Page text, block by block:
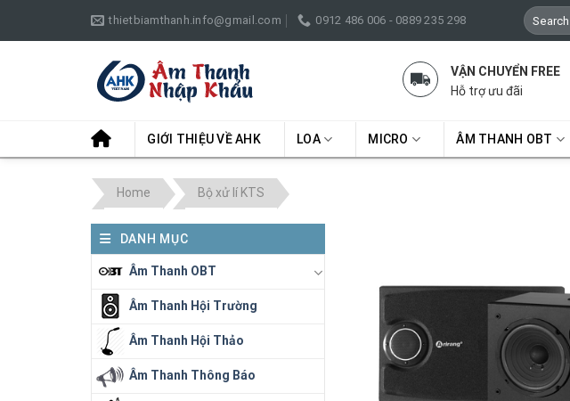
thietbiamthanh.info@gmail.com 0912 486 006 - 0889 235 298
Search
for:
VẬN CHUYỂN FREE
Hỗ trợ ưu đãi
GIỚI THIỆU VỀ AHK LOA MICRO ÂM THANH OBT
Home Bộ xử lí KTS
DANH MỤC
Âm Thanh OBT
Âm Thanh Hội Trường
Âm Thanh Hội Thảo
Âm Thanh Thông Báo